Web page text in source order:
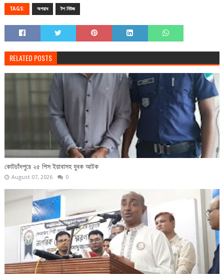
TAGS: অপরাধ টপ নিউজ
RELATED POSTS
কোটচাঁদপুরে ২৫ পিস ইয়াবাসহ যুবক আটক
August 07, 2026 0